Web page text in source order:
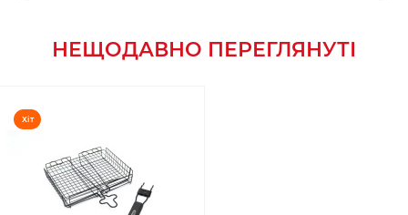
НЕЩОДАВНО ПЕРЕГЛЯНУТІ
Хіт